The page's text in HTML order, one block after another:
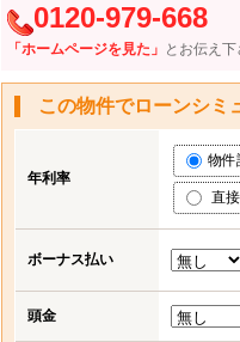
0120-979-668
「ホームページを見た」 とお伝え
この物件でローンシミ
年利率
物件
直
ボーナス払い
頭金